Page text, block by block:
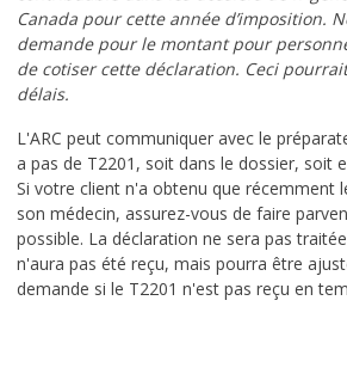
Canada pour cette année d’imposition.
demande pour le montant pour
de cotiser cette déclaration. Ceci
délais.
L'ARC peut communiquer avec le
a pas de T2201, soit dans le dossier, soit
Si votre client n'a obtenu que récemment
son médecin, assurez-vous de faire
possible. La déclaration ne sera pas
n'aura pas été reçu, mais pourra être
demande si le T2201 n'est pas reçu en